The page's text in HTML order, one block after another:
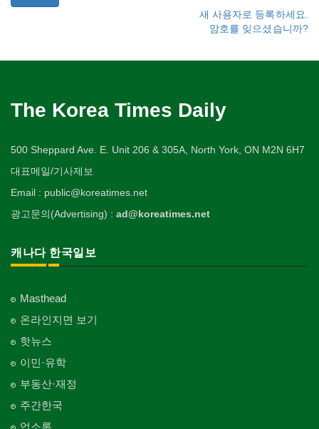
새 사용자로 등록하세요.
암호를 잊으셨습니까?
The Korea Times Daily
500 Sheppard Ave. E. Unit 206 & 305A, North York, ON M2N 6H7
대표메일/기사제보
Email : public@koreatimes.net
광고문의(Advertising) : ad@koreatimes.net
캐나다 한국일보
Masthead
온라인지면 보기
핫뉴스
이민·유학
부동산·재정
주간한국
업소록